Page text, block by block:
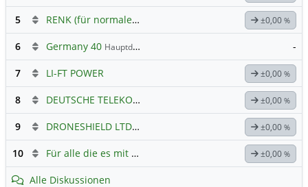
5 RENK (für normale, sachliche Kommunikation!) ±0,00 %
6 Germany 40 Hauptdiskussion -
7 LI-FT POWER ±0,00 %
8 DEUTSCHE TELEKOM ±0,00 %
9 DRONESHIELD LTDHauptdiskussion ±0,00 %
10 Für alle die es mit Tesla ehrlich meinen... ±0,00 %
Alle Diskussionen